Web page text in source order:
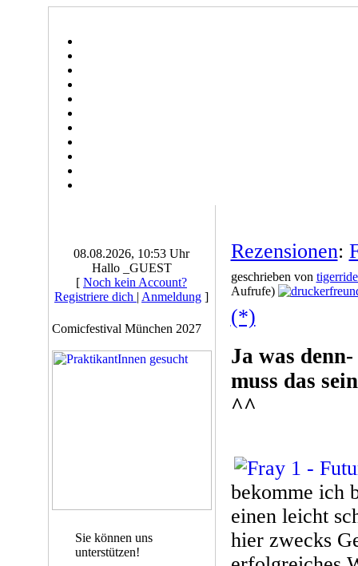
08.08.2026, 10:53 Uhr
Hallo _GUEST
[ Noch kein Account?
Registriere dich | Anmeldung ]
Comicfestival München 2027
Sie können uns
unterstützen!
Rezensionen:
geschrieben von
Aufrufe)
(*)
Ja was
muss das
^^
bekomme ich
einen leicht
hier zwecks